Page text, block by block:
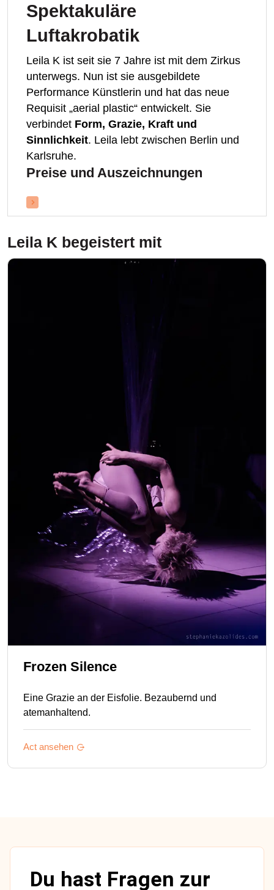
Spektakuläre
Luftakrobatik
Leila K ist seit sie 7 Jahre ist mit dem Zirkus
unterwegs. Nun ist sie ausgebildete
Performance Künstlerin und hat das neue
Requisit „aerial plastic“ entwickelt. Sie
verbindet Form, Grazie, Kraft und
Sinnlichkeit. Leila lebt zwischen Berlin und
Karlsruhe.
Preise und Auszeichnungen
Leila K begeistert mit
Frozen Silence
Eine Grazie an der Eisfolie. Bezaubernd und
atemanhaltend.
Act ansehen
Du hast Fragen zur